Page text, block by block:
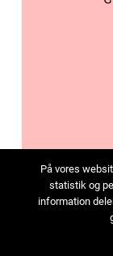
På vores
statistik og
information